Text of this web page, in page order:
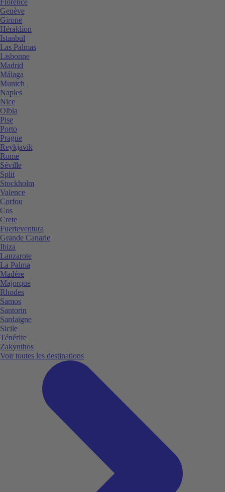
Genève
Girone
Héraklion
Istanbul
Las Palmas
Lisbonne
Madrid
Málaga
Munich
Naples
Nice
Olbia
Pise
Porto
Prague
Reykjavik
Rome
Séville
Split
Stockholm
Valence
Corfou
Cos
Crete
Fuerteventura
Grande Canarie
Ibiza
Lanzarote
La Palma
Madère
Majorque
Rhodes
Samos
Santorin
Sardaigne
Sicile
Ténérife
Zakynthos
Voir toutes les destinations